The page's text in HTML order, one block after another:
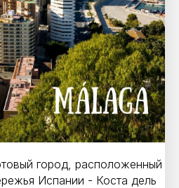
город, расположенный
Испании - Коста дель